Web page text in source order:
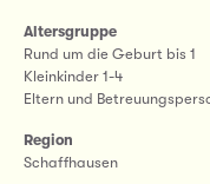
Altersgruppe
Rund um die Geburt bis 1
Kleinkinder 1-4
Eltern und
Region
Schaffhausen